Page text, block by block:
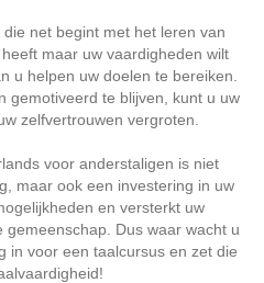
net begint met het leren van
maar uw vaardigheden wilt
u helpen uw doelen te bereiken.
gemotiveerd te blijven, kunt u uw
zelfvertrouwen vergroten.
voor anderstaligen is niet
maar ook een investering in uw
en versterkt uw
Dus waar wacht u
in voor een taalcursus en zet die